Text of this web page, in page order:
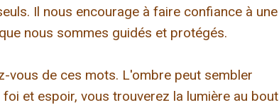
Il nous encourage à faire confiance à une
nous sommes guidés et protégés.
vous de ces mots. L'ombre peut sembler
et espoir, vous trouverez la lumière au bout